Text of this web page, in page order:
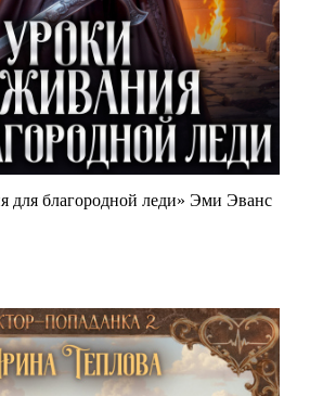
для благородной леди» Эми Эванс